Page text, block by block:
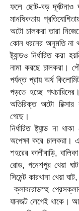
ফলে ছোট-বড়
মানষিকতায়
অটো চালকরা তারা
কোন ধরনের অনুমতি না
ষ্ট্যান্ডও নির্ধারিত করা
নামা করছে চালকরা।
পর্যন্ত প্রায় অর্ধ
পড়তে হচ্ছে
অতিরিক্ত অটো রিক্সার
গেছে।
নির্ধারিত ষ্ট্যান্ড না
অপেক্ষা করে চালকরা।
শহরের কালীবাড়ি,
রোড, গনেশপুর খেয়া
সিমেন্ট কারখানা খেয়া
ক্লাবরোডস্হ
যানজট লেগেই থাকে।